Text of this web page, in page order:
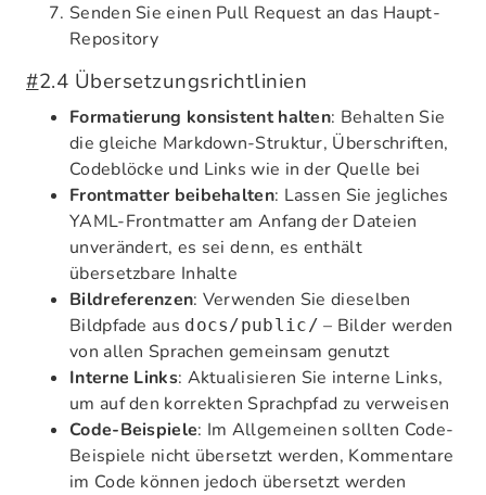
Senden Sie einen Pull Request an das Haupt-
Repository
#2.4 Übersetzungsrichtlinien
Formatierung konsistent halten: Behalten Sie
die gleiche Markdown-Struktur, Überschriften,
Codeblöcke und Links wie in der Quelle bei
Frontmatter beibehalten: Lassen Sie jegliches
YAML-Frontmatter am Anfang der Dateien
unverändert, es sei denn, es enthält
übersetzbare Inhalte
Bildreferenzen: Verwenden Sie dieselben
Bildpfade aus docs/public/ – Bilder werden
von allen Sprachen gemeinsam genutzt
Interne Links: Aktualisieren Sie interne Links,
um auf den korrekten Sprachpfad zu verweisen
Code-Beispiele: Im Allgemeinen sollten Code-
Beispiele nicht übersetzt werden, Kommentare
im Code können jedoch übersetzt werden